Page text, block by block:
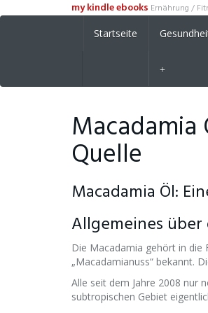
to
my kindle ebooks Ernährung /
Startseite
Macadamia
Quelle
Macadamia Öl:
Allgemeines über
Die Macadamia gehört in die
„Macadamianuss“ bekannt.
Alle seit dem Jahre 2008 nur
subtropischen Gebiet